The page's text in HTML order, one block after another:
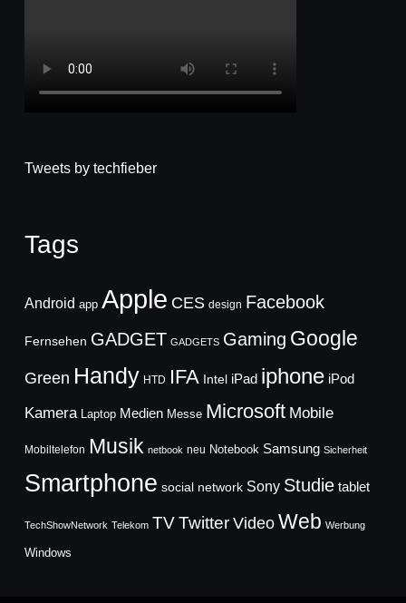
Tweets by techfieber
Tags
Android app Apple CES design Facebook
Fernsehen GADGET GADGETS Gaming Google
Green Handy HTD IFA Intel iPad iphone iPod
Kamera Laptop Medien Messe Microsoft Mobile
Mobiltelefon Musik netbook neu Notebook Samsung Sicherheit
Smartphone social network Sony Studie tablet
TechShowNetwork Telekom TVTwitter Video Web Werbung
Windows